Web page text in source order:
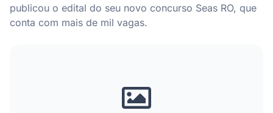
publicou o edital do seu novo concurso Seas RO, que
conta com mais de mil vagas.